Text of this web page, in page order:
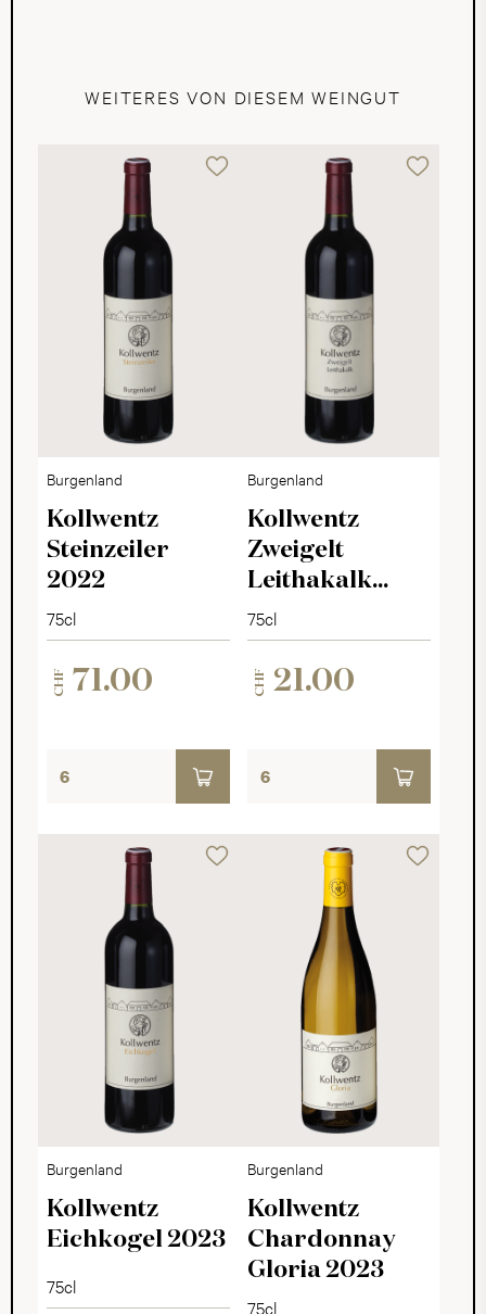
WEITERES VON DIESEM WEINGUT
Burgenland
Kollwentz
Steinzeiler
2022
75cl
CHF 71.00
Burgenland
Kollwentz
Zweigelt
Leithakalk
2023
75cl
CHF 21.00
Burgenland
Kollwentz
Eichkogel 2023
75cl
Burgenland
Kollwentz
Chardonnay
Gloria 2023
75cl